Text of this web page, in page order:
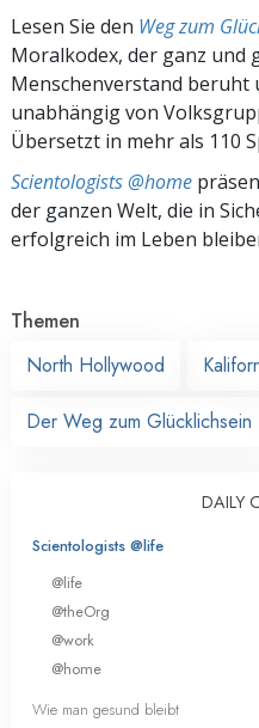
Lesen Sie den Weg zum
Moralkodex, der ganz und
Menschenverstand beruht
unabhängig von
Übersetzt in mehr als 110
Scientologists @home
der ganzen Welt, die in
erfolgreich im Leben
Themen
North Hollywood
Der Weg zum Glücklichsein
DAILY
Scientologists @life
@life
@theOrg
@work
@home
Wie man gesund bleibt